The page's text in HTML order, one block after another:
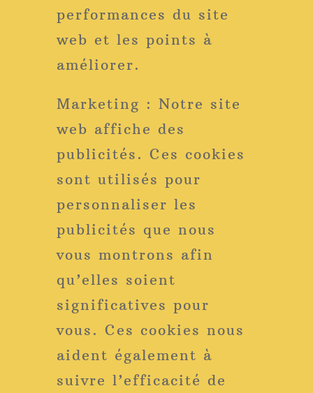
performances du site
web et les points à
améliorer.
Marketing : Notre site
web affiche des
publicités. Ces cookies
sont utilisés pour
personnaliser les
publicités que nous
vous montrons afin
qu’elles soient
significatives pour
vous. Ces cookies nous
aident également à
suivre l’efficacité de